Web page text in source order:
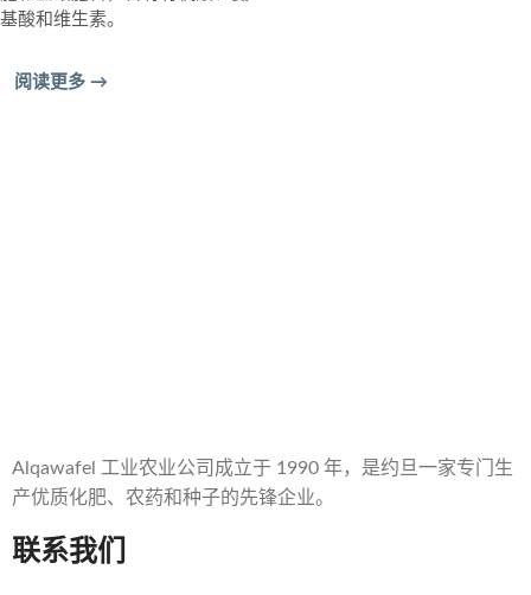
基酸和维生素。
阅读更多 →
Alqawafel 工业农业公司成立于 1990 年，是约旦一家专门生
产优质化肥、农药和种子的先锋企业。
联系我们